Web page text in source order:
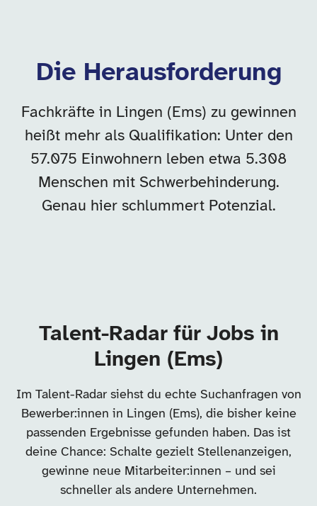
Die Herausforderung
Fachkräfte in Lingen (Ems) zu gewinnen
heißt mehr als Qualifikation: Unter den
57.075 Einwohnern leben etwa 5.308
Menschen mit Schwerbehinderung.
Genau hier schlummert Potenzial.
Talent-Radar für Jobs in
Lingen (Ems)
Im Talent-Radar siehst du echte Suchanfragen von
Bewerber:innen in Lingen (Ems), die bisher keine
passenden Ergebnisse gefunden haben. Das ist
deine Chance: Schalte gezielt Stellenanzeigen,
gewinne neue Mitarbeiter:innen – und sei
schneller als andere Unternehmen.